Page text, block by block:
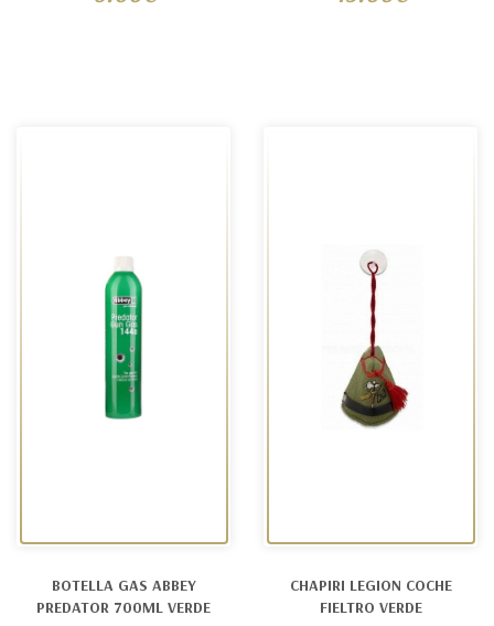
BOTELLA GAS ABBEY
PREDATOR 700ML VERDE
CHAPIRI LEGION COCHE
FIELTRO VERDE